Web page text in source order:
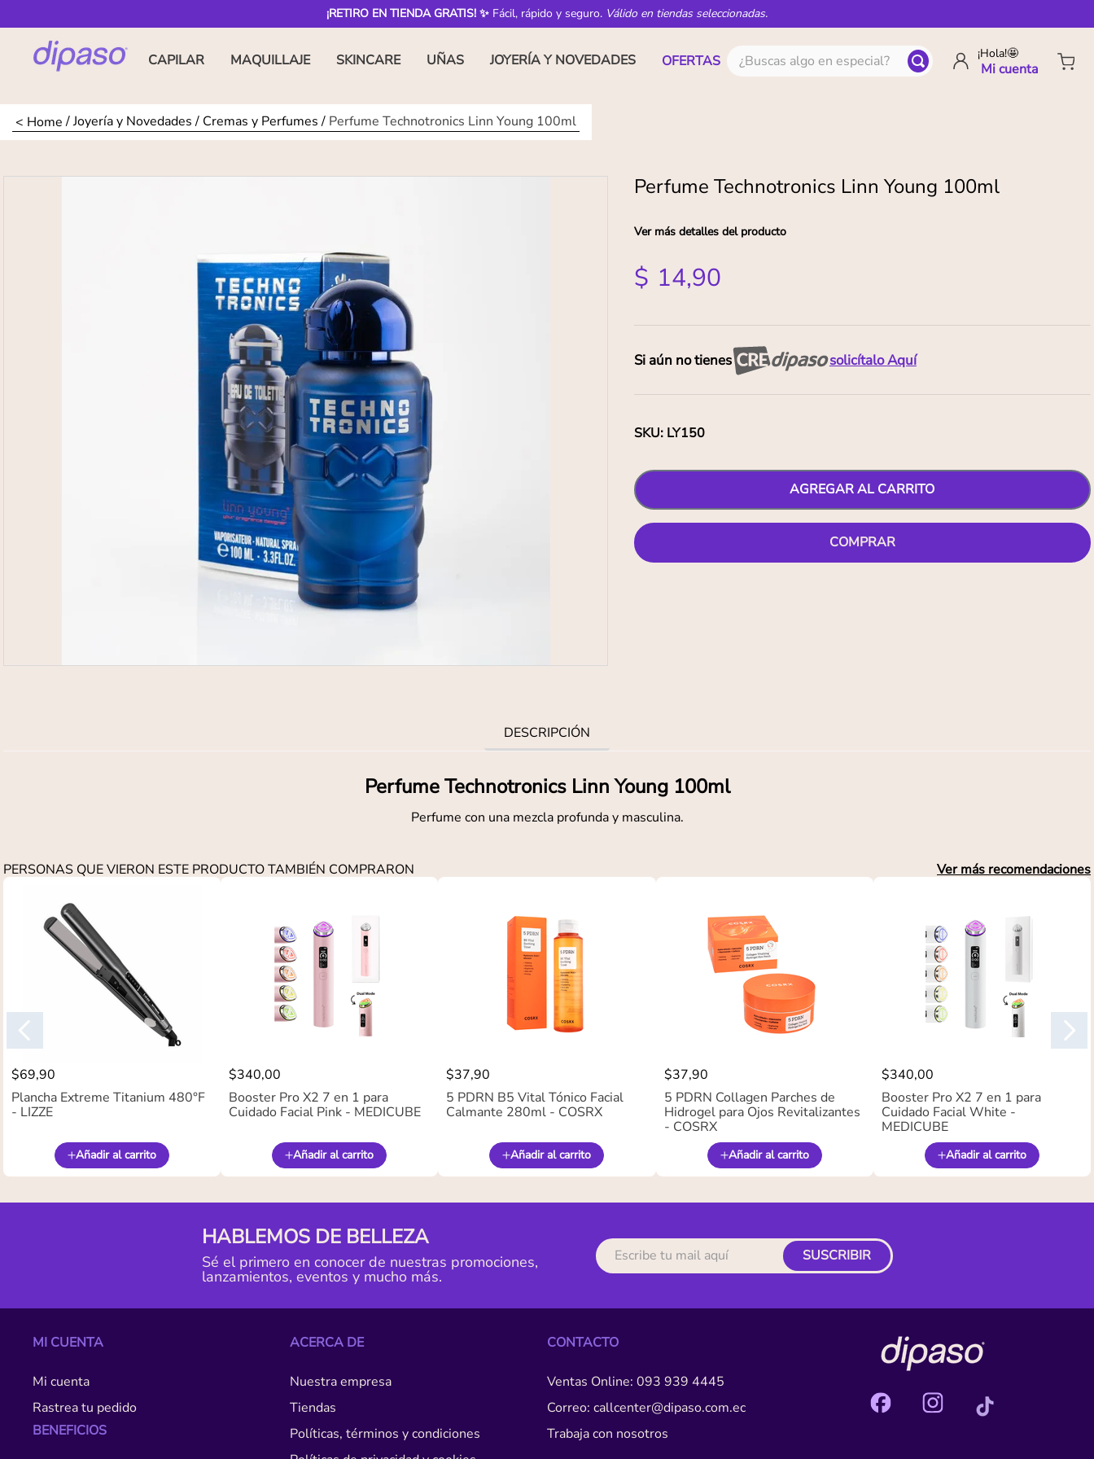
¡RETIRO EN TIENDA GRATIS! ✨ Fácil, rápido y seguro. Válido en tiendas seleccionadas.
CAPILAR MAQUILLAJE SKINCARE UÑAS JOYERÍA Y NOVEDADES OFERTAS ¿Buscas algo en especial? ¡Hola!🤩
Joyería y Novedades Cremas y Perfumes Perfume Technotronics Linn Young 100ml
Perfume Technotronics Linn Young 100ml
Ver más detalles del producto
$ 14,90
Si aún no tienes solicítalo Aquí
SKU: LY150
AGREGAR AL CARRITO
COMPRAR
DESCRIPCIÓN
Perfume Technotronics Linn Young 100ml
Perfume con una mezcla profunda y masculina.
PERSONAS QUE VIERON ESTE PRODUCTO TAMBIÉN COMPRARON Ver más recomendaciones
$69,90
Plancha Extreme Titanium 480°F
- LIZZE
Añadir al carrito
$340,00
Booster Pro X2 7 en 1 para
Cuidado Facial Pink - MEDICUBE
Añadir al carrito
$37,90
5 PDRN B5 Vital Tónico Facial
Calmante 280ml - COSRX
Añadir al carrito
$37,90
5 PDRN Collagen Parches de
Hidrogel para Ojos Revitalizantes
- COSRX
Añadir al carrito
$340,00
Booster Pro X2 7 en 1 para
Cuidado Facial White -
MEDICUBE
Añadir al carrito
HABLEMOS DE BELLEZA
Sé el primero en conocer de nuestras promociones,
lanzamientos, eventos y mucho más.
SUSCRIBIR
MI CUENTA
Mi cuenta
Rastrea tu pedido
BENEFICIOS
ACERCA DE
Nuestra empresa
Tiendas
Políticas, términos y condiciones
CONTACTO
Ventas Online: 093 939 4445
Correo: callcenter@dipaso.com.ec
Trabaja con nosotros